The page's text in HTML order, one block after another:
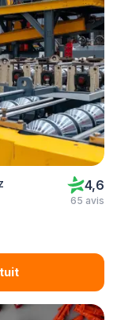
4,6
65 avis